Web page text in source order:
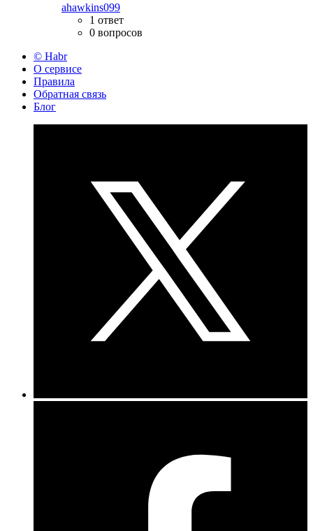
ahawkins099
1 ответ
0 вопросов
© Habr
О сервисе
Правила
Обратная связь
Блог